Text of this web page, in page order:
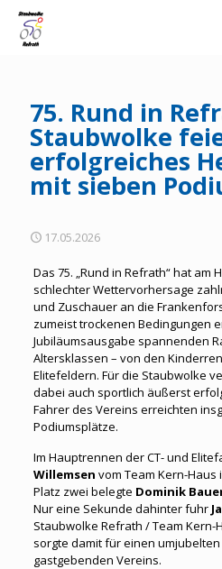
75. Rund in
Staubwolke
erfolgreiches
mit sieben
17.05.2026
Das 75. „Rund in Refrath“ hat am
schlechter Wettervorhersage
und Zuschauer an die
zumeist trockenen Bedingungen
Jubiläumsausgabe spannenden
Altersklassen – von den
Elitefeldern. Für die Staubwolke
dabei auch sportlich äußerst
Fahrer des Vereins erreichten
Podiumsplätze.
Im Hauptrennen der CT- und
Willemsen vom Team Kern-Haus
Platz zwei belegte Dominik
Nur eine Sekunde dahinter fuhr
Staubwolke Refrath / Team Kern-
sorgte damit für einen
gastgebenden Vereins.